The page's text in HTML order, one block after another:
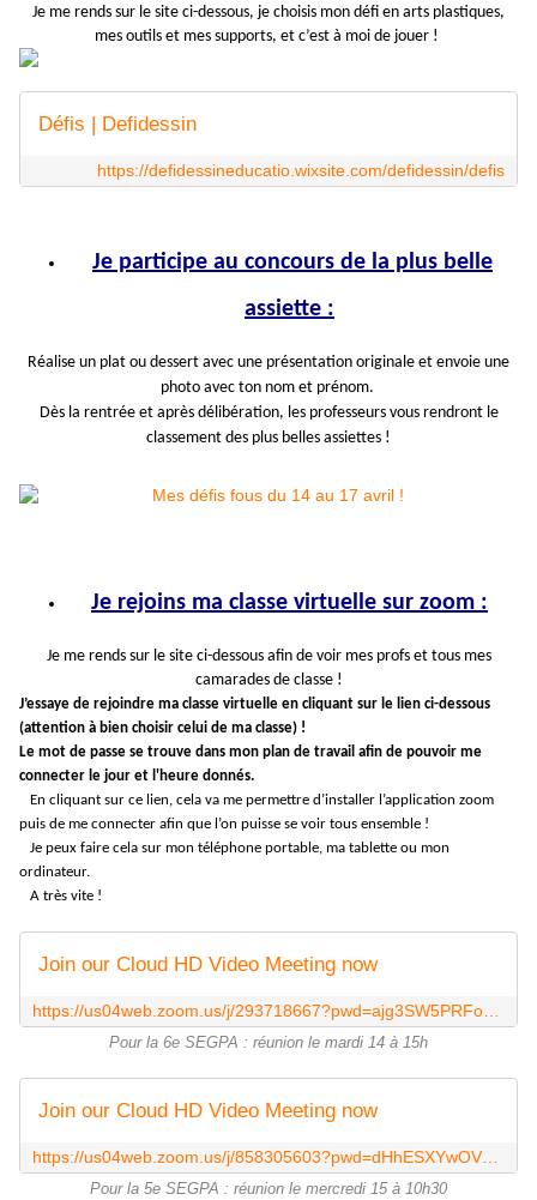
Je me rends sur le site ci-dessous, je choisis mon défi en arts plastiques,
mes outils et mes supports, et c’est à moi de jouer !
Défis | Defidessin
https://defidessineducatio.wixsite.com/defidessin/defis
Je participe au concours de la plus belle
assiette :
Réalise un plat ou dessert avec une présentation originale et envoie une
photo avec ton nom et prénom.
Dès la rentrée et après délibération, les professeurs vous rendront le
classement des plus belles assiettes !
Je rejoins ma classe virtuelle sur zoom :
Je me rends sur le site ci-dessous afin de voir mes profs et tous mes
camarades de classe !
J’essaye de rejoindre ma classe virtuelle en cliquant sur le lien ci-dessous
(attention à bien choisir celui de ma classe) !
Le mot de passe se trouve dans mon plan de travail afin de pouvoir me
connecter le jour et l'heure donnés.
En cliquant sur ce lien, cela va me permettre d’installer l’application zoom
puis de me connecter afin que l’on puisse se voir tous ensemble !
Je peux faire cela sur mon téléphone portable, ma tablette ou mon
ordinateur.
A très vite !
Join our Cloud HD Video Meeting now
Pour la 6e SEGPA : réunion le mardi 14 à 15h
Join our Cloud HD Video Meeting now
https://us04web.zoom.us/j/858305603?pwd=dHhESXYwOVY0eHUwY1NsTlgwWk9uZz09
Pour la 5e SEGPA : réunion le mercredi 15 à 10h30